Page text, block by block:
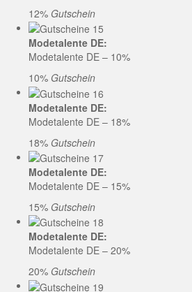
12% Gutschein
Modetalente DE:
Modetalente DE – 10%
10% Gutschein
Modetalente DE:
Modetalente DE – 18%
18% Gutschein
Modetalente DE:
Modetalente DE – 15%
15% Gutschein
Modetalente DE:
Modetalente DE – 20%
20% Gutschein